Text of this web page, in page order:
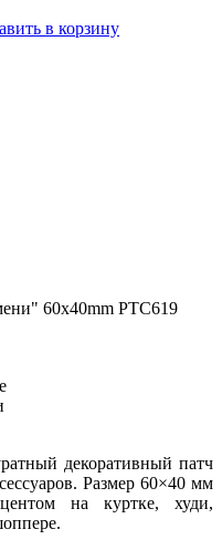
в корзину
60x40mm PTC619
декоративный патч
Размер 60×40 мм
на куртке, худи,